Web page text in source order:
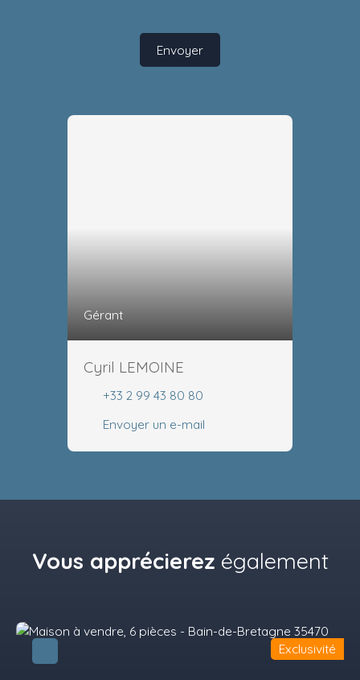
Envoyer
Gérant
Cyril LEMOINE
+33 2 99 43 80 80
Envoyer un e-mail
Vous apprécierez également
Exclusivité